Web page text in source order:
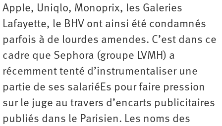
Apple, Uniqlo, Monoprix, les Galeries
Lafayette, le BHV ont ainsi été condamnés
parfois à de lourdes amendes. C’est dans ce
cadre que Sephora (groupe LVMH) a
récemment tenté d’instrumentaliser une
partie de ses salariéEs pour faire pression
sur le juge au travers d’encarts publicitaires
publiés dans le Parisien. Les noms des